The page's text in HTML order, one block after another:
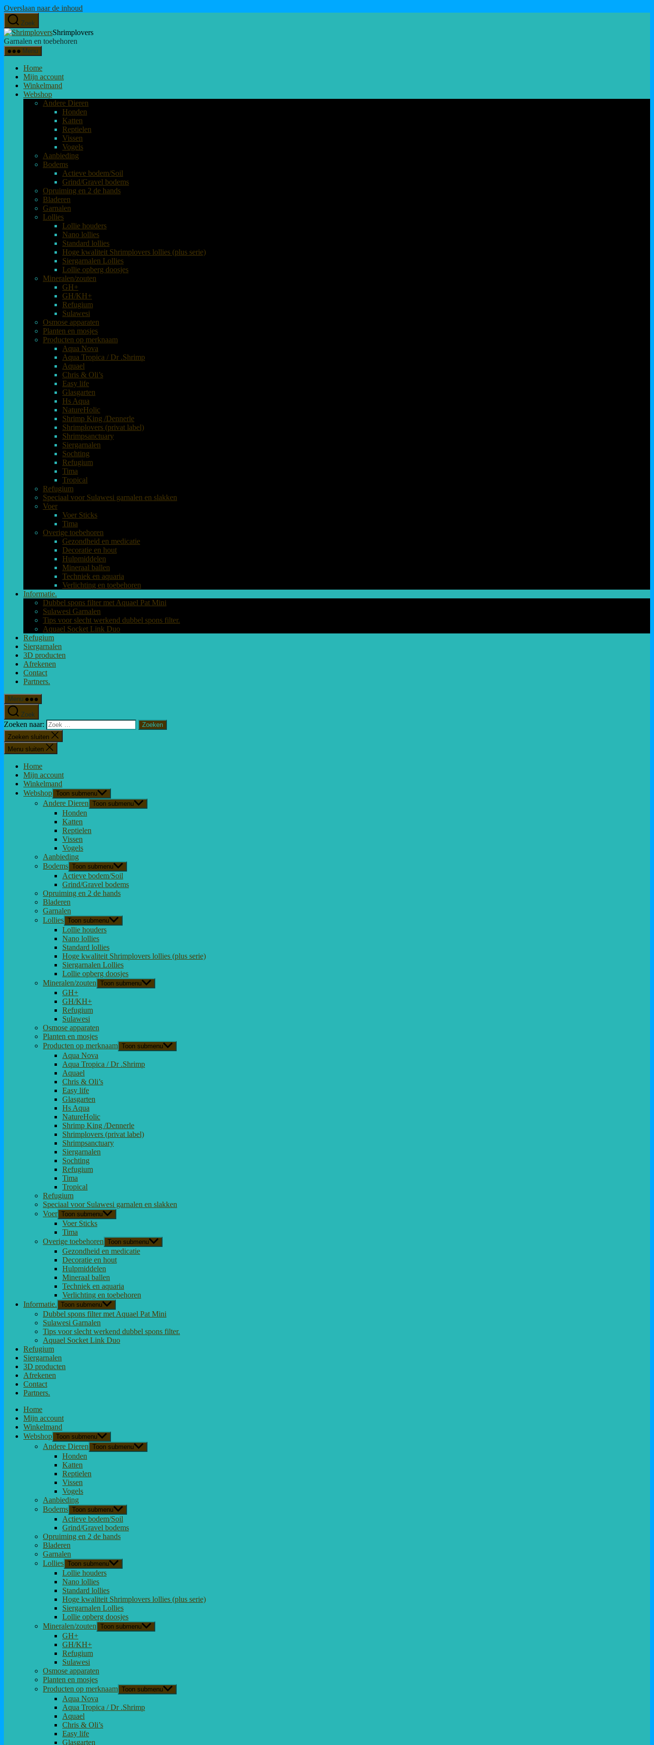
Overslaan naar de inhoud
Zoek
Shrimplovers
Garnalen en toebehoren
Menu
Home
Mijn account
Winkelmand
Webshop
Andere Dieren
Honden
Katten
Reptielen
Vissen
Vogels
Aanbieding
Bodems
Actieve bodem/Soil
Grind/Gravel bodems
Opruiming en 2 de hands
Bladeren
Garnalen
Lollies
Lollie houders
Nano lollies
Standard lollies
Hoge kwaliteit Shrimplovers lollies (plus serie)
Siergarnalen Lollies
Lollie opberg doosjes
Mineralen/zouten
GH+
GH/KH+
Refugium
Sulawesi
Osmose apparaten
Planten en mosjes
Producten op merknaam
Aqua Nova
Aqua Tropica / Dr .Shrimp
Aquael
Chris & Oli’s
Easy life
Glasgarten
Hs Aqua
NatureHolic
Shrimp King /Dennerle
Shrimplovers (privat label)
Shrimpsanctuary
Siergarnalen
Sochting
Refugium
Tima
Tropical
Refugium
Speciaal voor Sulawesi garnalen en slakken
Voer
Voer Sticks
Tima
Overige toebehoren
Gezondheid en medicatie
Decoratie en hout
Hulpmiddelen
Mineraal ballen
Techniek en aquaria
Verlichting en toebehoren
Informatie.
Dubbel spons filter met Aquael Pat Mini
Sulawesi Garnalen
Tips voor slecht werkend dubbel spons filter.
Aquael Socket Link Duo
Refugium
Siergarnalen
3D producten
Afrekenen
Contact
Partners.
Menu
Zoek
Zoeken naar:
Zoeken sluiten
Menu sluiten
Home
Mijn account
Winkelmand
Webshop Toon submenu
Andere Dieren Toon submenu
Honden
Katten
Reptielen
Vissen
Vogels
Aanbieding
Bodems Toon submenu
Actieve bodem/Soil
Grind/Gravel bodems
Opruiming en 2 de hands
Bladeren
Garnalen
Lollies Toon submenu
Lollie houders
Nano lollies
Standard lollies
Hoge kwaliteit Shrimplovers lollies (plus serie)
Siergarnalen Lollies
Lollie opberg doosjes
Mineralen/zouten Toon submenu
GH+
GH/KH+
Refugium
Sulawesi
Osmose apparaten
Planten en mosjes
Producten op merknaam Toon submenu
Aqua Nova
Aqua Tropica / Dr .Shrimp
Aquael
Chris & Oli’s
Easy life
Glasgarten
Hs Aqua
NatureHolic
Shrimp King /Dennerle
Shrimplovers (privat label)
Shrimpsanctuary
Siergarnalen
Sochting
Refugium
Tima
Tropical
Refugium
Speciaal voor Sulawesi garnalen en slakken
Voer Toon submenu
Voer Sticks
Tima
Overige toebehoren Toon submenu
Gezondheid en medicatie
Decoratie en hout
Hulpmiddelen
Mineraal ballen
Techniek en aquaria
Verlichting en toebehoren
Informatie. Toon submenu
Dubbel spons filter met Aquael Pat Mini
Sulawesi Garnalen
Tips voor slecht werkend dubbel spons filter.
Aquael Socket Link Duo
Refugium
Siergarnalen
3D producten
Afrekenen
Contact
Partners.
Home
Mijn account
Winkelmand
Webshop Toon submenu
Andere Dieren Toon submenu
Honden
Katten
Reptielen
Vissen
Vogels
Aanbieding
Bodems Toon submenu
Actieve bodem/Soil
Grind/Gravel bodems
Opruiming en 2 de hands
Bladeren
Garnalen
Lollies Toon submenu
Lollie houders
Nano lollies
Standard lollies
Hoge kwaliteit Shrimplovers lollies (plus serie)
Siergarnalen Lollies
Lollie opberg doosjes
Mineralen/zouten Toon submenu
GH+
GH/KH+
Refugium
Sulawesi
Osmose apparaten
Planten en mosjes
Producten op merknaam Toon submenu
Aqua Nova
Aqua Tropica / Dr .Shrimp
Aquael
Chris & Oli’s
Easy life
Glasgarten